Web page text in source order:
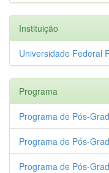
Instituição
Universidade Federal
Programa
Programa de Pós-
Programa de Pós-
Programa de Pós-